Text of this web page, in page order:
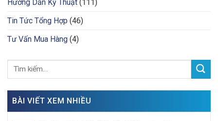
Hướng Dẫn Kỹ Thuật (111)
Tin Tức Tổng Hợp (46)
Tư Vấn Mua Hàng (4)
BÀI VIẾT XEM NHIỀU